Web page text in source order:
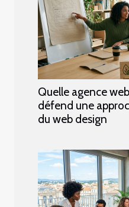
Quelle agence
défend une
du web design